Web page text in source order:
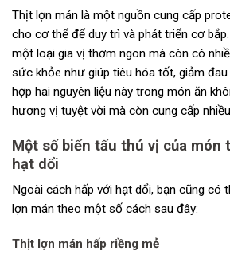
Thịt lợn mán là một nguồn cung cấp
cho cơ thể để duy trì và phát triển cơ
một loại gia vị thơm ngon mà còn có
sức khỏe như giúp tiêu hóa tốt, giảm
hợp hai nguyên liệu này trong món ăn
hương vị tuyệt vời mà còn cung cấp
Một số biến tấu thú vị của món
hạt dổi
Ngoài cách hấp với hạt dổi, bạn cũng có
lợn mán theo một số cách sau đây:
Thịt lợn mán hấp riềng mẻ